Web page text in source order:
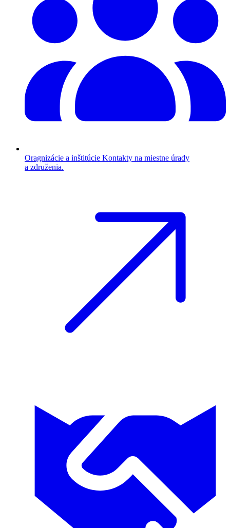
Oragnizácie a inštitúcie Kontakty na miestne úrady
a združenia.